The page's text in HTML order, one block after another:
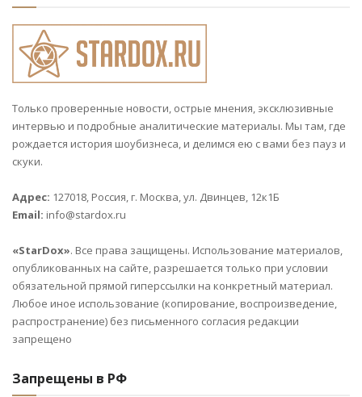
Только проверенные новости, острые мнения, эксклюзивные
интервью и подробные аналитические материалы. Мы там, где
рождается история шоубизнеса, и делимся ею с вами без пауз и
скуки.
Адрес: 127018, Россия, г. Москва, ул. Двинцев, 12к1Б
Email: info@stardox.ru
«StarDox». Все права защищены. Использование материалов,
опубликованных на сайте, разрешается только при условии
обязательной прямой гиперссылки на конкретный материал.
Любое иное использование (копирование, воспроизведение,
распространение) без письменного согласия редакции
запрещено
Запрещены в РФ